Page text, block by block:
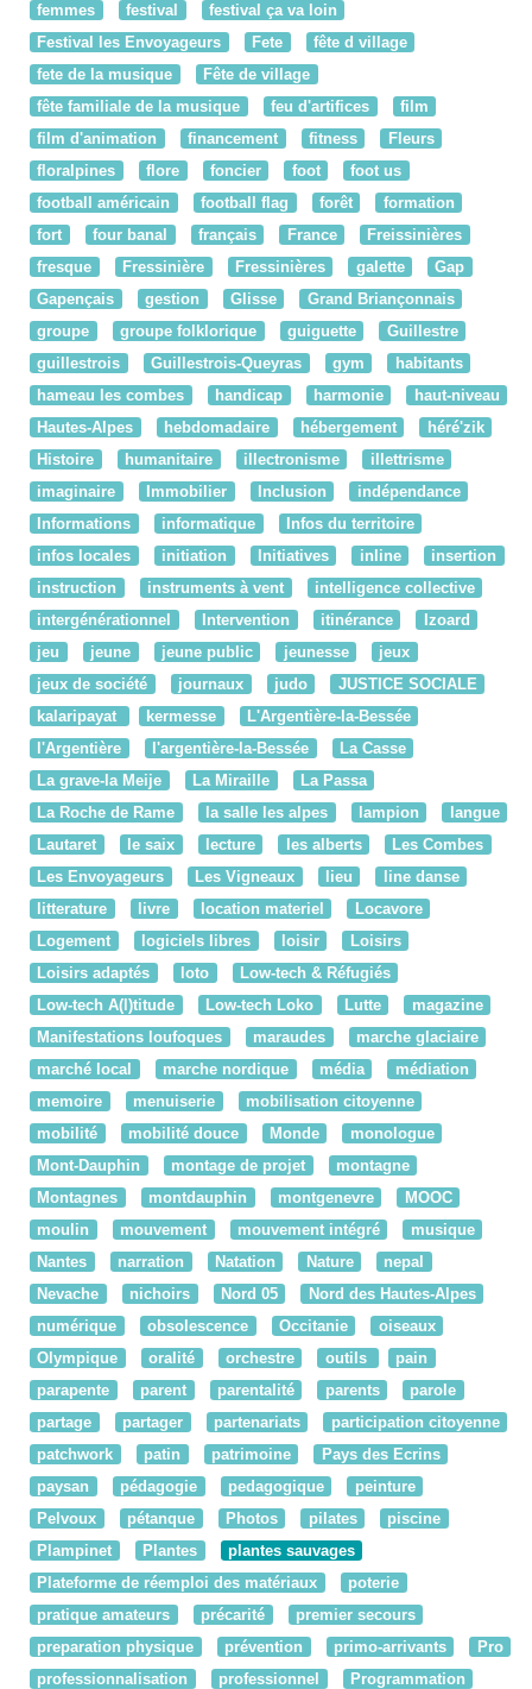
femmes festival
festival ça va loin
Festival les Envoyageurs
Fete
fête d village
fete de la musique
Fête de village
fête familiale de la musique
feu d'artifices
film
film d'animation
financement fitness
Fleurs
floralpines
flore foncier foot
foot us
football américain
football flag forêt
formation
fort
four banal français France
Freissinières
fresque
Fressinière Fressinières galette
Gap
Gapençais
gestion Glisse
Grand Briançonnais
groupe
groupe folklorique guiguette
Guillestre
guillestrois
Guillestrois-Queyras gym
habitants
hameau les combes
handicap harmonie
haut-niveau
Hautes-Alpes
hebdomadaire hébergement
héré'zik
Histoire
humanitaire illectronisme
illettrisme
imaginaire
Immobilier Inclusion
indépendance
Informations
informatique
Infos du territoire
infos locales
initiation Initiatives inline
insertion
instruction
instruments à vent
intelligence collective
intergénérationnel
Intervention itinérance
Izoard
jeu
jeune jeune public jeunesse
jeux
jeux de société
journaux judo
JUSTICE SOCIALE
kalaripayat
kermesse
L'Argentière-la-Bessée
l'Argentière
l'argentière-la-Bessée
La Casse
La grave-la Meije
La Miraille
La Passa
La Roche de Rame
la salle les alpes lampion
langue
Lautaret
le saix lecture les alberts
Les Combes
Les Envoyageurs
Les Vigneaux lieu
line danse
litterature
livre location materiel
Locavore
Logement
logiciels libres loisir
Loisirs
Loisirs adaptés
loto
Low-tech & Réfugiés
Low-tech A(l)titude
Low-tech Loko Lutte
magazine
Manifestations loufoques
maraudes
marche glaciaire
marché local
marche nordique média
médiation
memoire
menuiserie
mobilisation citoyenne
mobilité
mobilité douce Monde
monologue
Mont-Dauphin
montage de projet
montagne
Montagnes
montdauphin montgenevre
MOOC
moulin
mouvement mouvement intégré
musique
Nantes
narration Natation Nature
nepal
Nevache
nichoirs Nord 05
Nord des Hautes-Alpes
numérique
obsolescence Occitanie
oiseaux
Olympique
oralité orchestre outils
pain
parapente
parent parentalité parents
parole
partage
partager partenariats
participation citoyenne
patchwork
patin patrimoine
Pays des Ecrins
paysan
pédagogie pedagogique
peinture
Pelvoux
pétanque Photos pilates
piscine
Plampinet
Plantes
plantes sauvages
Plateforme de réemploi des matériaux
poterie
pratique amateurs
précarité
premier secours
preparation physique
prévention primo-arrivants
Pro
professionnalisation
professionnel
Programmation